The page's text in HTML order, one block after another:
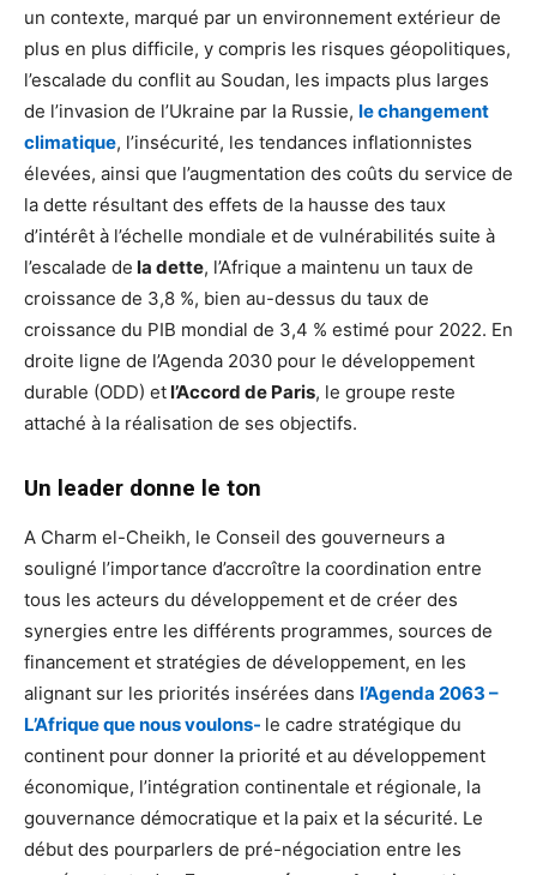
un contexte, marqué par un environnement extérieur de
plus en plus difficile, y compris les risques géopolitiques,
l’escalade du conflit au Soudan, les impacts plus larges
de l’invasion de l’Ukraine par la Russie, le changement
climatique, l’insécurité, les tendances inflationnistes
élevées, ainsi que l’augmentation des coûts du service de
la dette résultant des effets de la hausse des taux
d’intérêt à l’échelle mondiale et de vulnérabilités suite à
l’escalade de la dette, l’Afrique a maintenu un taux de
croissance de 3,8 %, bien au-dessus du taux de
croissance du PIB mondial de 3,4 % estimé pour 2022. En
droite ligne de l’Agenda 2030 pour le développement
durable (ODD) etl’Accord de Paris, le groupe reste
attaché à la réalisation de ses objectifs.
Un leader donne le ton
A Charm el-Cheikh, le Conseil des gouverneurs a
souligné l’importance d’accroître la coordination entre
tous les acteurs du développement et de créer des
synergies entre les différents programmes, sources de
financement et stratégies de développement, en les
alignant sur les priorités insérées dans l’Agenda 2063 –
L’Afrique que nous voulons- le cadre stratégique du
continent pour donner la priorité et au développement
économique, l’intégration continentale et régionale, la
gouvernance démocratique et la paix et la sécurité. Le
début des pourparlers de pré-négociation entre les